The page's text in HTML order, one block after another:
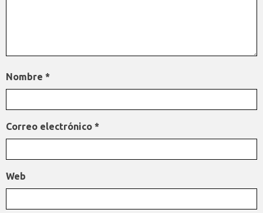
Nombre *
Correo electrónico *
Web